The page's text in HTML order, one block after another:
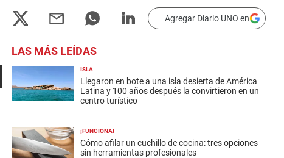
Agregar Diario UNO en
LAS MÁS LEÍDAS
ISLA
Llegaron en bote a una isla desierta de América
Latina y 100 años después la convirtieron en un
centro turístico
¡FUNCIONA!
Cómo afilar un cuchillo de cocina: tres opciones
sin herramientas profesionales